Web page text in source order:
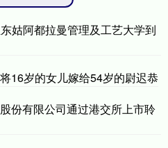
姑阿都拉曼管理及工艺大学到
16岁的女儿嫁给54岁的尉迟恭
份有限公司通过港交所上市聆